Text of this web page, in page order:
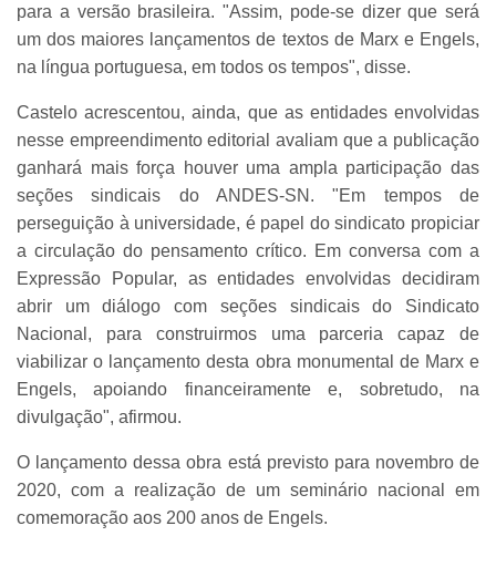
para a versão brasileira. "Assim, pode-se dizer que será
um dos maiores lançamentos de textos de Marx e Engels,
na língua portuguesa, em todos os tempos", disse.
Castelo acrescentou, ainda, que as entidades envolvidas
nesse empreendimento editorial avaliam que a publicação
ganhará mais força houver uma ampla participação das
seções sindicais do ANDES-SN. "Em tempos de
perseguição à universidade, é papel do sindicato propiciar
a circulação do pensamento crítico. Em conversa com a
Expressão Popular, as entidades envolvidas decidiram
abrir um diálogo com seções sindicais do Sindicato
Nacional, para construirmos uma parceria capaz de
viabilizar o lançamento desta obra monumental de Marx e
Engels, apoiando financeiramente e, sobretudo, na
divulgação", afirmou.
O lançamento dessa obra está previsto para novembro de
2020, com a realização de um seminário nacional em
comemoração aos 200 anos de Engels.